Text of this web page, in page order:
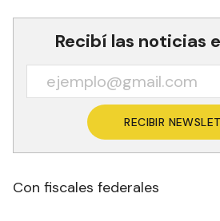
Recibí las noticias
RECIBIR
Con fiscales federales